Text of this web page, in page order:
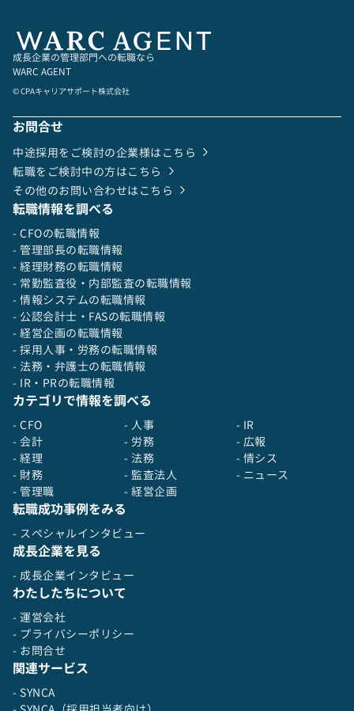
関係者との求人内容のすり合わせ、内容の確定
選考フローの策定やコミュニケーション設計
※日程調整やデータ分析は別グループが担当しま
▼採用ターゲット
セールスなどのフロント職の即戦力・リーダー・
ミドル層
▼キャリアパス
入社後、2~3年経過したのち、適性・ご志向を鑑
みてHRBPや他部門へのキャリアチェンジも可
能。
【本ポジションの魅力】
役職間の隔たりがないフラットな組織のため、経
営メンバーや事業部責任者、部門長と密に連携で
きる
経営の視点を意識しながら、組織課題の解決に向
けて機動的にアクションを取る経験を積める
採用が事業成長のキードライバーになる場面は多
く、採用の影響力が大きいため、事業成長への貢
献を実感しながら採用に向き合える
「企業としての魅力」を伝える手段は発展途上の
ため、採用広報や候補者体験の設計に自由度があ
る
【組織構成】
HRBP統括部 Recruitingグループに所属します。
マネジャー含め10名弱の組織です。
Gmail、Slack、Zoom、Google Meet、
求める人物像として
当事者意識を持ち、スピーディーに業務を遂行で
変化を前向きに捉え、柔軟に対応できる方
成長企業の管理部門への転職なら
WARC AGENT
© CPAキャリアサポート株式会社
お問合せ
中途採用をご検討の企業様はこちら
転職をご検討中の方はこちら
その他のお問い合わせはこちら
転職情報を調べる
- CFOの転職情報
- 管理部長の転職情報
- 経理財務の転職情報
- 常勤監査役・内部監査の転職情報
- 情報システムの転職情報
- 公認会計士・FASの転職情報
- 経営企画の転職情報
- 採用人事・労務の転職情報
- 法務・弁護士の転職情報
- IR・PRの転職情報
カテゴリで情報を調べる
- CFO
- 会計
- 経理
- 財務
- 管理職
- 人事
- 労務
- 法務
- 監査法人
- 経営企画
- IR
- 広報
- 情シス
- ニュース
転職成功事例をみる
- スペシャルインタビュー
成長企業を見る
- 成長企業インタビュー
わたしたちについて
- 運営会社
- プライバシーポリシー
- お問合せ
関連サービス
- SYNCA